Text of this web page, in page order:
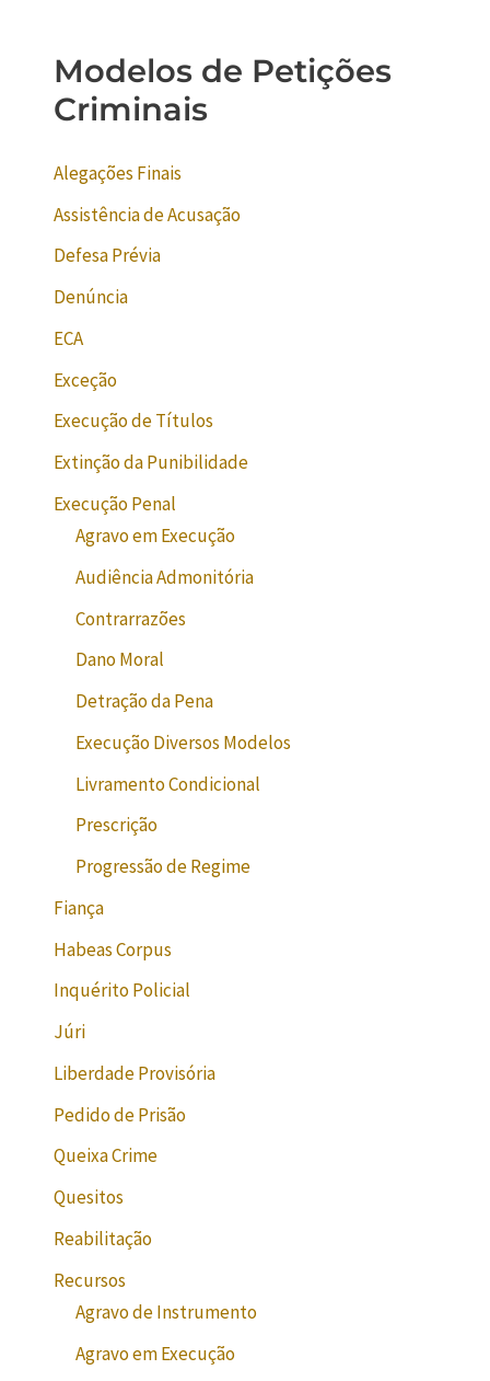
Modelos de Petições
Criminais
Alegações Finais
Assistência de Acusação
Defesa Prévia
Denúncia
ECA
Exceção
Execução de Títulos
Extinção da Punibilidade
Execução Penal
Agravo em Execução
Audiência Admonitória
Contrarrazões
Dano Moral
Detração da Pena
Execução Diversos Modelos
Livramento Condicional
Prescrição
Progressão de Regime
Fiança
Habeas Corpus
Inquérito Policial
Júri
Liberdade Provisória
Pedido de Prisão
Queixa Crime
Quesitos
Reabilitação
Recursos
Agravo de Instrumento
Agravo em Execução